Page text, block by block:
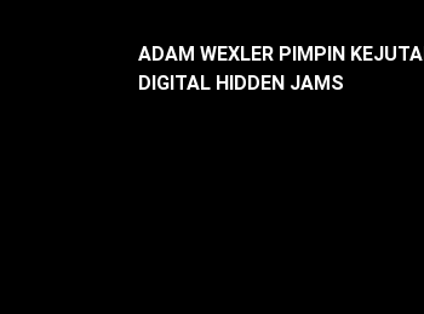
ADAM WEXLER PIMPIN
DIGITAL HIDDEN JAMS